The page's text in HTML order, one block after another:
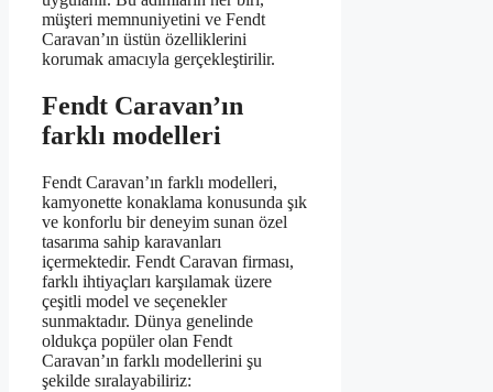
müşteri memnuniyetini ve Fendt
Caravan’ın üstün özelliklerini
korumak amacıyla gerçekleştirilir.
Fendt Caravan’ın
farklı modelleri
Fendt Caravan’ın farklı modelleri,
kamyonette konaklama konusunda şık
ve konforlu bir deneyim sunan özel
tasarıma sahip karavanları
içermektedir. Fendt Caravan firması,
farklı ihtiyaçları karşılamak üzere
çeşitli model ve seçenekler
sunmaktadır. Dünya genelinde
oldukça popüler olan Fendt
Caravan’ın farklı modellerini şu
şekilde sıralayabiliriz: